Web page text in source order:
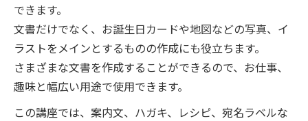
できます。
文書だけでなく、お誕生日カードや地図などの写真、イ
ラストをメインとするものの作成にも役立ちます。
さまざまな文書を作成することができるので、お仕事、
趣味と幅広い用途で使用できます。
この講座では、案内文、ハガキ、レシピ、宛名ラベルな